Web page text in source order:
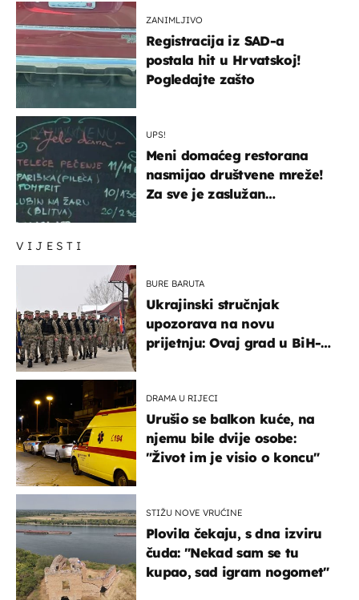
VIJESTI
BURE BARUTA
Ukrajinski stručnjak
upozorava na novu
prijetnju: Ovaj grad u BiH-u
DRAMA U RIJECI
Urušio se balkon kuće, na
njemu bile dvije osobe:
"Život im je visio o koncu"
STIŽU NOVE VRUĆINE
Plovila čekaju, s dna izviru
čuda: "Nekad sam se tu
kupao, sad igram nogomet"
ZANIMLJIVO
Registracija iz SAD-a
postala hit u Hrvatskoj!
Pogledajte zašto
UPS!
Meni domaćeg restorana
nasmijao društvene mreže!
Za sve je zaslužan